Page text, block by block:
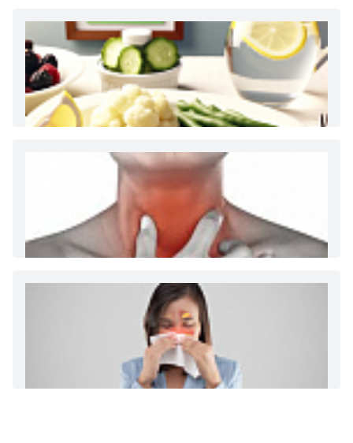
Как и сколько денег можно получить по
Диета 7 стол при заболеваниях почек (острый и
Ларингит: все о ларингите и его лечении. Как
спасти свой голос.